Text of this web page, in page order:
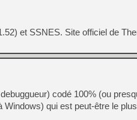
[LS] [PS5] ps5-y2jb-
[GK] Pourquoi Marvel
[GK] GTA 6 : Rockstar
[GK] Hot Wheels Infinite
[GK] Mémoire cash -
[GK] Résultats Nintendo :
[GK] Déjà des
et SSNES. Site officiel de
codé 100% (ou
qui est peut-être le